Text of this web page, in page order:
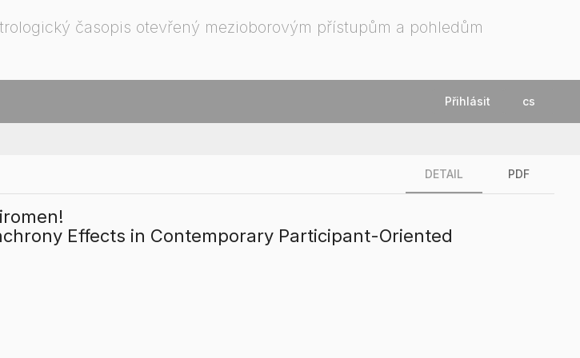
časopis otevřený mezioborovým přístupům a pohledům
Přihlásit cs
DETAIL PDF
Effects in Contemporary Participant-Oriented